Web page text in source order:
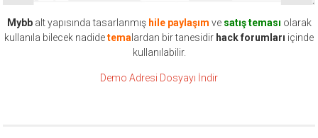
Mybbalt yapısında tasarlanmış hile paylaşım ve satış teması olarak
kullanıla bilecek nadidetema lardan bir tanesidir hack forumları içinde
kullanılabilir.
Demo Adresi Dosyayı İndir